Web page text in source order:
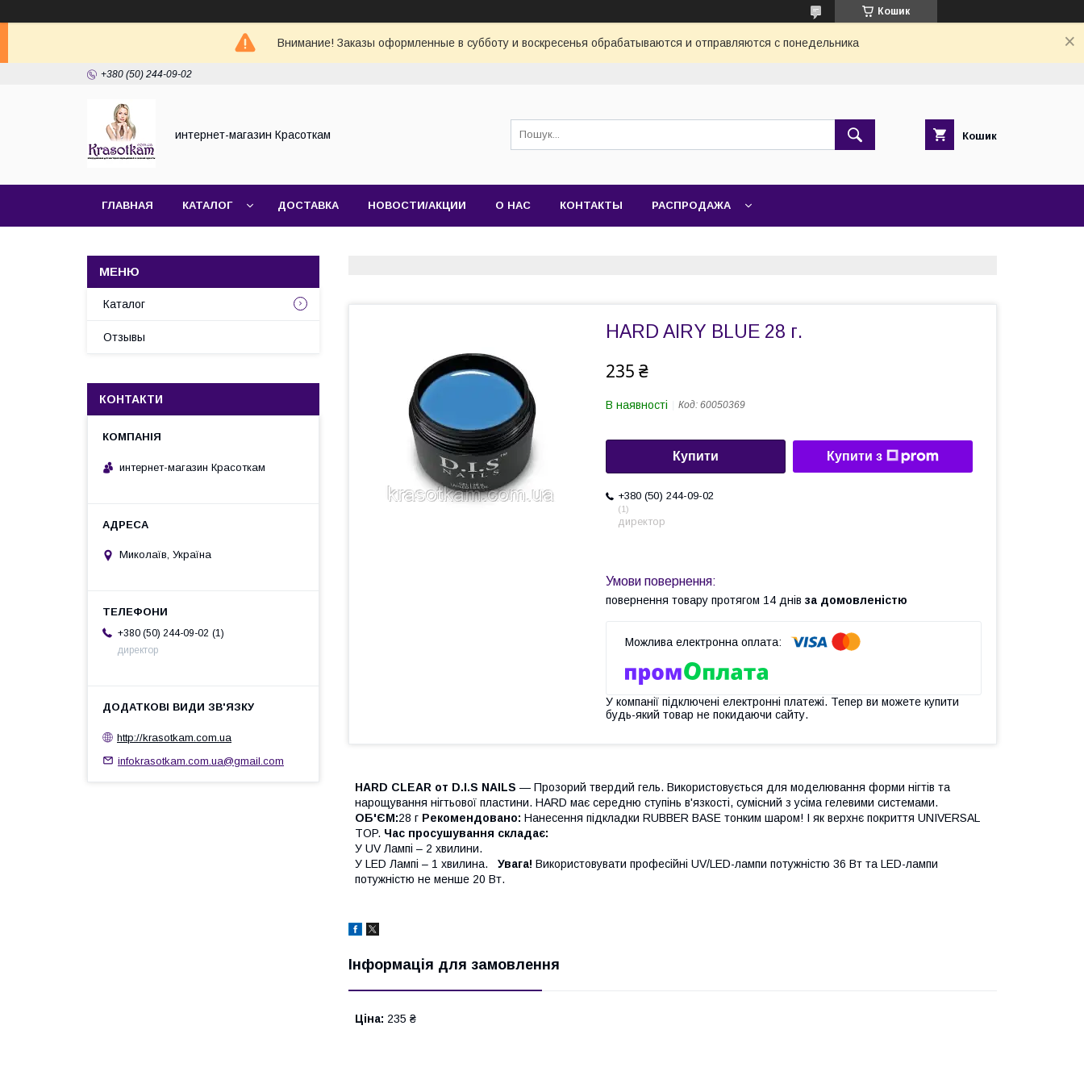
Кошик
Внимание! Заказы оформленные в субботу и воскресенья обрабатываются и отправляются с понедельника
+380 (50) 244-09-02
интернет-магазин Красоткам Кошик
ГЛАВНАЯ КАТАЛОГ ДОСТАВКА НОВОСТИ/АКЦИИ О НАС КОНТАКТЫ РАСПРОДАЖА
HARD AIRY BLUE 28 г.
235 ₴
В наявності Код: 60050369
Купити Купити з
+380 (50) 244-09-02
1
директор
повернення товару протягом 14 днів за домовленістю
У компанії підключені електронні платежі. Тепер ви можете купити
будь-який товар не покидаючи сайту.
HARD CLEAR от D.I.S NAILS — Прозорий твердий гель. Використовується для моделювання форми нігтів та
нарощування нігтьової пластини. HARD має середню ступінь в'язкості, сумісний з усіма гелевими системами.
ОБ'ЄМ:28 г Рекомендовано: Нанесення підкладки RUBBER BASE тонким шаром! І як верхнє покриття UNIVERSAL
TOP. Час просушування складає:
У UV Лампі – 2 хвилини.
У LED Лампі – 1 хвилина.
Увага! Використовувати професійні UV/LED-лампи потужністю 36 Вт та LED-лампи
потужністю не менше 20 Вт.
Інформація для замовлення
Ціна: 235 ₴
Каталог
Отзывы
КОНТАКТИ
интернет-магазин Красоткам
Миколаїв, Україна
+380 (50) 244-09-02
1
директор
http://krasotkam.com.ua
infokrasotkam.com.ua@gmail.com